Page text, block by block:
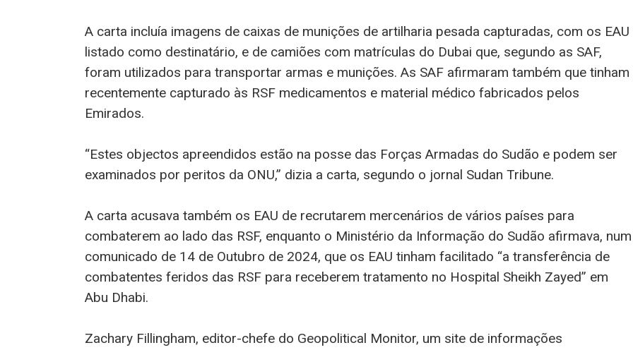
A carta incluía imagens de caixas de munições de artilharia pesada capturadas, com os EAU
listado como destinatário, e de camiões com matrículas do Dubai que, segundo as SAF,
foram utilizados para transportar armas e munições. As SAF afirmaram também que tinham
recentemente capturado às RSF medicamentos e material médico fabricados pelos
Emirados.
“Estes objectos apreendidos estão na posse das Forças Armadas do Sudão e podem ser
examinados por peritos da ONU,” dizia a carta, segundo o jornal Sudan Tribune.
A carta acusava também os EAU de recrutarem mercenários de vários países para
combaterem ao lado das RSF, enquanto o Ministério da Informação do Sudão afirmava, num
comunicado de 14 de Outubro de 2024, que os EAU tinham facilitado “a transferência de
combatentes feridos das RSF para receberem tratamento no Hospital Sheikh Zayed” em
Abu Dhabi.
Zachary Fillingham, editor-chefe do Geopolitical Monitor, um site de informações